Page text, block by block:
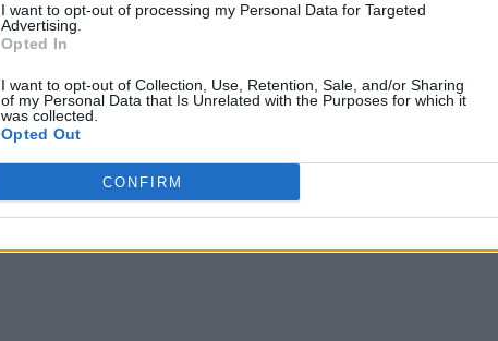
I want to opt-out of processing my Personal Data for Targeted
Advertising.
Opted In
I want to opt-out of Collection, Use, Retention, Sale, and/or Sharing
of my Personal Data that Is Unrelated with the Purposes for which it
was collected.
Opted Out
CONFIRM